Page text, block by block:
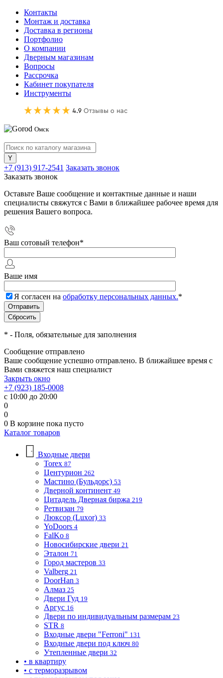
Контакты
Монтаж и доставка
Доставка в регионы
Портфолио
О компании
Дверным магазинам
Вопросы
Рассрочка
Кабинет покупателя
Инструменты
Омск
+7 (913) 917-2541 Заказать звонок
Заказать звонок
Оставьте Ваше сообщение и контактные данные и наши
специалисты свяжутся с Вами в ближайшее рабочее время для
решения Вашего вопроса.
Ваш сотовый телефон*
Ваше имя
Я согласен на обработку персональных данных.*
* - Поля, обязательные для заполнения
Сообщение отправлено
Ваше сообщение успешно отправлено. В ближайшее время с
Вами свяжется наш специалист
Закрыть окно
+7 (923) 185-0008
с 10:00 до 20:00
0
0
0 В корзине пока пусто
Каталог товаров
Входные двери
Torex 87
Центурион 262
Мастино (Бульдорс) 53
Дверной континент 49
Цитадель Дверная биржа 219
Ретвизан 79
Люксор (Luxor) 33
YoDoors 4
FalKo 8
Новосибирские двери 21
Эталон 71
Город мастеров 33
Valberg 21
DoorHan 3
Алмаз 25
Двери Гуд 19
Аргус 16
Двери по индивидуальным размерам 23
STR 8
Входные двери "Ferroni" 131
Входные двери под ключ 80
Утепленные двери 32
• в квартиру
• с терморазрывом